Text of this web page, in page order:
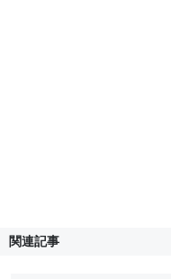
関連記事